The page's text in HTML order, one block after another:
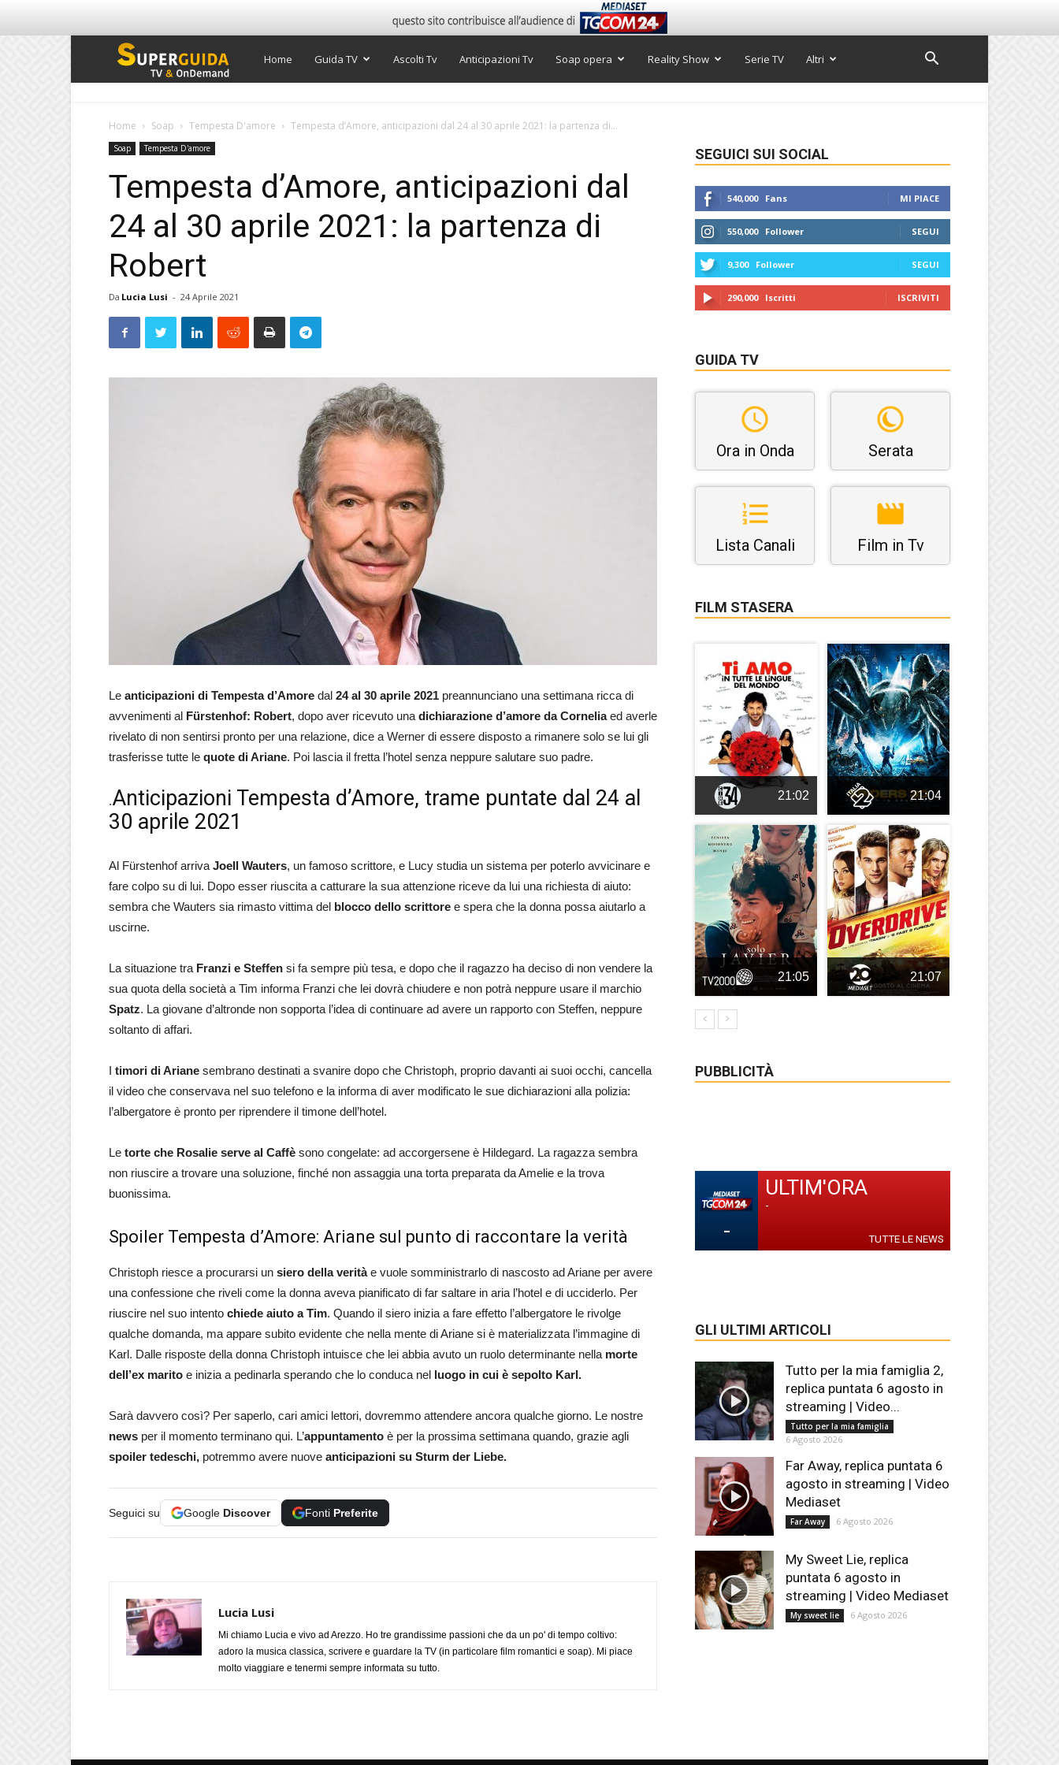
Super
Home Guida TV Ascolti Tv Anticipazioni Tv Soap opera Reality Show Serie TV Altri
Home Soap Tempesta D'amore Tempesta d’Amore, anticipazioni dal 24 al 30 aprile 2021: la partenza di...
Soap Tempesta D'amore
Tempesta d’Amore, anticipazioni dal
24 al 30 aprile 2021: la partenza di
Robert
Da Lucia Lusi - 24 Aprile 2021
Le anticipazioni di Tempesta d’Amore dal 24 al 30 aprile 2021 preannunciano una settimana ricca di
avvenimenti al Fürstenhof: Robert, dopo aver ricevuto una dichiarazione d’amore da Corneliaed averle
rivelato di non sentirsi pronto per una relazione, dice a Werner di essere disposto a rimanere solo se lui gli
trasferisse tutte le quote di Ariane. Poi lascia il fretta l’hotel senza neppure salutare suo padre.
.Anticipazioni Tempesta d’Amore, trame puntate dal 24 al
30 aprile 2021
Al Fürstenhof arriva Joell Wauters, un famoso scrittore, e Lucy studia un sistema per poterlo avvicinare e
fare colpo su di lui. Dopo esser riuscita a catturare la sua attenzione riceve da lui una richiesta di aiuto:
sembra che Wauters sia rimasto vittima del blocco dello scrittore e spera che la donna possa aiutarlo a
uscirne.
La situazione tra Franzi e Steffen si fa sempre più tesa, e dopo che il ragazzo ha deciso di non vendere la
sua quota della società a Tim informa Franzi che lei dovrà chiudere e non potrà neppure usare il marchio
Spatz. La giovane d’altronde non sopporta l’idea di continuare ad avere un rapporto con Steffen, neppure
soltanto di affari.
I timori di Ariane sembrano destinati a svanire dopo che Christoph, proprio davanti ai suoi occhi, cancella
il video che conservava nel suo telefono e la informa di aver modificato le sue dichiarazioni alla polizia:
l’albergatore è pronto per riprendere il timone dell’hotel.
Le torte che Rosalie serve al Caffè sono congelate: ad accorgersene è Hildegard. La ragazza sembra
non riuscire a trovare una soluzione, finché non assaggia una torta preparata da Amelie e la trova
buonissima.
Spoiler Tempesta d’Amore: Ariane sul punto di raccontare la verità
Christoph riesce a procurarsi un siero della veritàe vuole somministrarlo di nascosto ad Ariane per avere
una confessione che riveli come la donna aveva pianificato di far saltare in aria l’hotel e di ucciderlo. Per
riuscire nel suo intento chiede aiuto a Tim. Quando il siero inizia a fare effetto l’albergatore le rivolge
qualche domanda, ma appare subito evidente che nella mente di Ariane si è materializzata l’immagine di
Karl. Dalle risposte della donna Christoph intuisce che lei abbia avuto un ruolo determinante nella morte
dell’ex marito e inizia a pedinarla sperando che lo conduca nel luogo in cui è sepolto Karl.
Sarà davvero così? Per saperlo, cari amici lettori, dovremmo attendere ancora qualche giorno. Le nostre
news per il momento terminano qui. L’appuntamento è per la prossima settimana quando, grazie agli
spoiler tedeschi, potremmo avere nuove anticipazioni su Sturm der Liebe.
Seguici su Google Discover Fonti Preferite
Lucia Lusi
Mi chiamo Lucia e vivo ad Arezzo. Ho tre grandissime passioni che da un po' di tempo coltivo:
adoro la musica classica, scrivere e guardare la TV (in particolare film romantici e soap). Mi piace
molto viaggiare e tenermi sempre informata su tutto.
SEGUICI SUI SOCIAL
540,000 Fans MI PIACE
550,000 Follower SEGUI
9,300 Follower SEGUI
290,000 Iscritti ISCRIVITI
GUIDA TV
Ora in Onda Serata
Lista Canali Film in Tv
FILM STASERA
21:02 21:04
21:05 21:07
PUBBLICITÀ
-
ULTIM'ORA
-
TUTTE LE NEWS
GLI ULTIMI ARTICOLI
Tutto per la mia famiglia 2,
replica puntata 6 agosto in
streaming | Video...
Tutto per la mia famiglia
6 Agosto 2026
Far Away, replica puntata 6
agosto in streaming | Video
Mediaset
Far Away 6 Agosto 2026
My Sweet Lie, replica
puntata 6 agosto in
streaming | Video Mediaset
My sweet lie 6 Agosto 2026